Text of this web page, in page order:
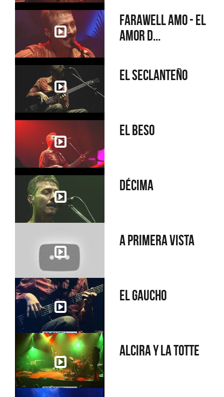
Farawell amo - El
amor d...
El Seclanteño
El beso
Décima
A primera vista
El gaucho
Alcira y la Totte